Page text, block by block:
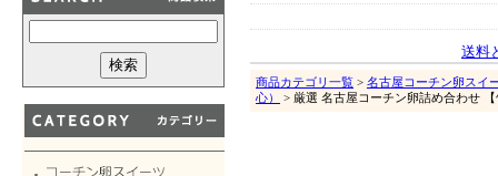
送料
商品カテゴリ一覧 > 名古屋コーチン卵スイ
心）
> 厳選 名古屋コーチン卵詰め合わせ